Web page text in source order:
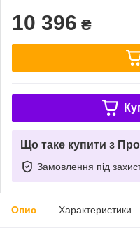
10 396 ₴
Що таке купити з
Замовлення під
Опис Характеристики